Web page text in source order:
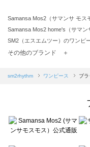
Samansa Mos2（サマンサ モス
Samansa Mos2 home's（サマ
SM2（エスエムツー）のワンピ
TSUHARU by Samansa Mos2（
Samansa Mos2 blue（サマンサ
sō4ū（ソウフォーユー）のワン
Te chichi（テチチ）のワンピー
Te chichi CLASSIC（テチチ ク
その他のブランド ＋
sm2rhythm ワンピース ブ